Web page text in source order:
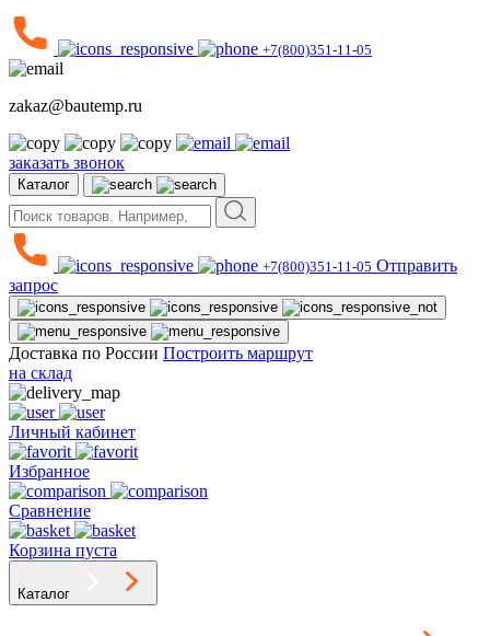
+7(800)351-11-05
zakaz@bautemp.ru
заказать звонок
Каталог
+7(800)351-11-05 Отправить
запрос
Доставка по России Построить маршрут
на склад
Личный кабинет
Избранное
Сравнение
Корзина пуста
Каталог